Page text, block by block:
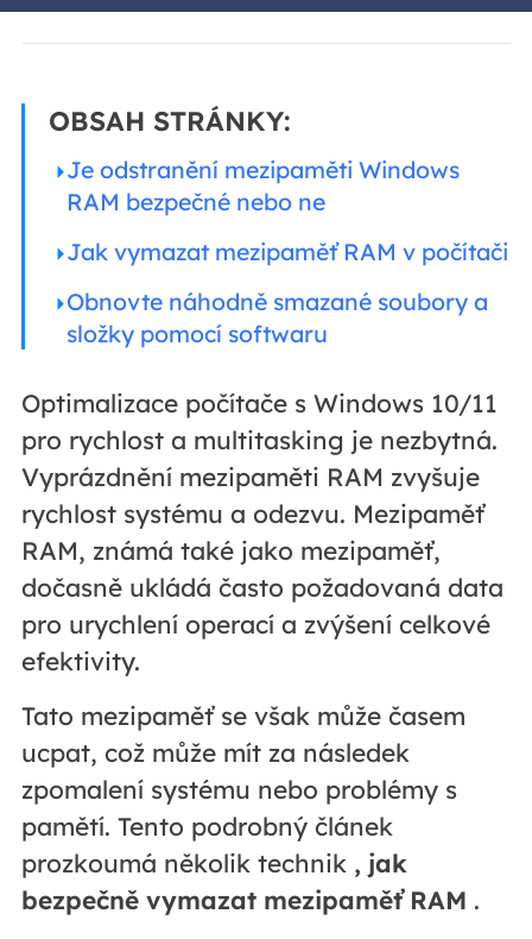
OBSAH STRÁNKY:
Je odstranění mezipaměti Windows
RAM bezpečné nebo ne
Jak vymazat mezipaměť RAM v počítači
Obnovte náhodně smazané soubory a
složky pomocí softwaru
Optimalizace počítače s Windows 10/11
pro rychlost a multitasking je nezbytná.
Vyprázdnění mezipaměti RAM zvyšuje
rychlost systému a odezvu. Mezipaměť
RAM, známá také jako mezipaměť,
dočasně ukládá často požadovaná data
pro urychlení operací a zvýšení celkové
efektivity.
Tato mezipaměť se však může časem
ucpat, což může mít za následek
zpomalení systému nebo problémy s
pamětí. Tento podrobný článek
prozkoumá několik technik , jak
bezpečně vymazat mezipaměť RAM .